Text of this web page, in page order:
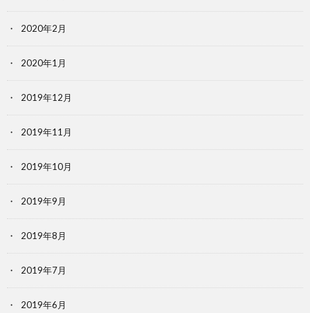
2020年2月
2020年1月
2019年12月
2019年11月
2019年10月
2019年9月
2019年8月
2019年7月
2019年6月